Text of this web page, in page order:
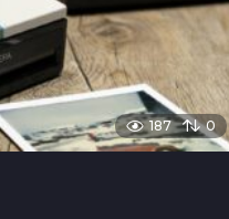
187 0